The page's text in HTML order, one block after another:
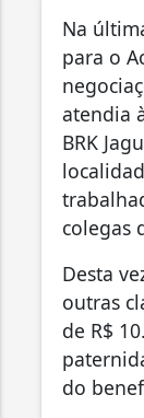
Na
para o
atendia
BRK
colegas
Desta
outras
de R$
do